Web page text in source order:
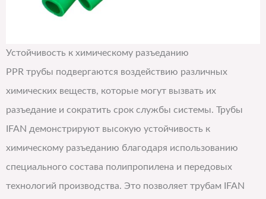
Устойчивость к химическому разъеданию
PPR трубы подвергаются воздействию различных
химических веществ, которые могут вызвать их
разъедание и сократить срок службы системы. Трубы
IFAN демонстрируют высокую устойчивость к
химическому разъеданию благодаря использованию
специального состава полипропилена и передовых
технологий производства. Это позволяет трубам IFAN